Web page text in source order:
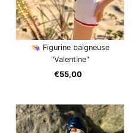
👒 Figurine baigneuse
"Valentine"
Prix
€55,00